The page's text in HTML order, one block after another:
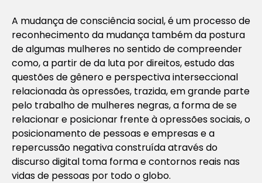
A mudança de consciência social, é um processo de
reconhecimento da mudança também da postura
de algumas mulheres no sentido de compreender
como, a partir de da luta por direitos, estudo das
questões de gênero e perspectiva interseccional
relacionada às opressões, trazida, em grande parte
pelo trabalho de mulheres negras, a forma de se
relacionar e posicionar frente à opressões sociais, o
posicionamento de pessoas e empresas e a
repercussão negativa construída através do
discurso digital toma forma e contornos reais nas
vidas de pessoas por todo o globo.